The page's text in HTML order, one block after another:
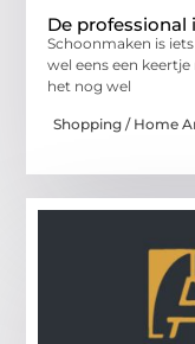
De professional
Schoonmaken is
wel eens een
het nog wel
Shopping / Home